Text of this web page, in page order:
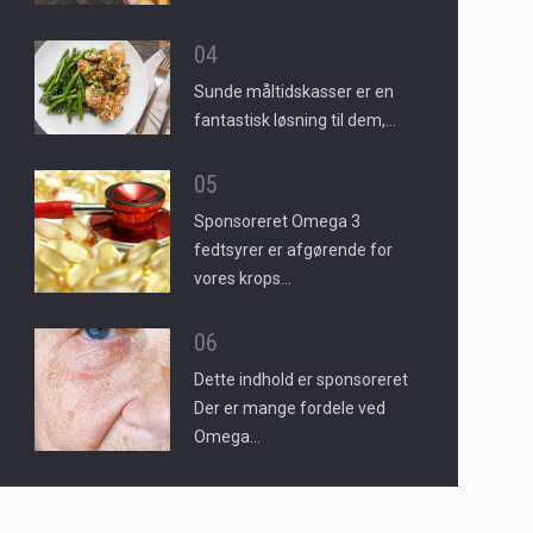
04
Sunde måltidskasser er en
fantastisk løsning til dem,…
05
Sponsoreret Omega 3
fedtsyrer er afgørende for
vores krops…
06
Dette indhold er sponsoreret
Der er mange fordele ved
Omega…